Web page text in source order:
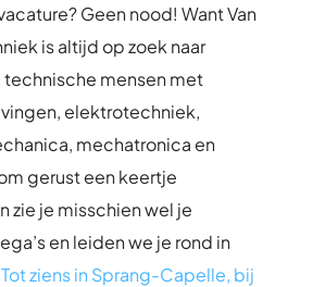
Geen nood! Want Van
is altijd op zoek naar
mensen met
elektrotechniek,
mechatronica en
gerust een keertje
zie je misschien wel je
en leiden we je rond in
Tot ziens in Sprang-Capelle, bij